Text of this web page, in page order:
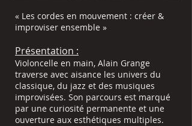
« Les cordes en mouvement : créer &
improviser ensemble »
Présentation :
Violoncelle en main, Alain Grange
traverse avec aisance les univers du
classique, du jazz et des musiques
improvisées. Son parcours est marqué
par une curiosité permanente et une
ouverture aux esthétiques multiples.